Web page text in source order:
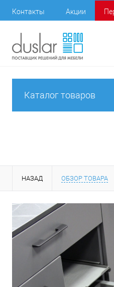
Контакты Акции
Каталог товаров
НАЗАД ОБЗОР ТОВАРА